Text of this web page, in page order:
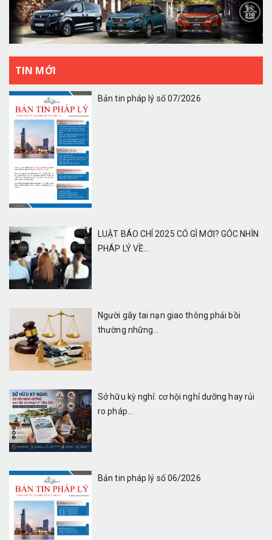
TIN MỚI
Bản tin pháp lý số 07/2026
LUẬT BÁO CHÍ 2025 CÓ GÌ MỚI? GÓC NHÌN
PHÁP LÝ VỀ...
Người gây tai nạn giao thông phải bồi
thường những...
Sở hữu kỳ nghỉ: cơ hội nghỉ dưỡng hay rủi
ro pháp...
Bản tin pháp lý số 06/2026